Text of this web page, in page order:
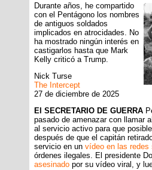
Durante años, he compartido
con el Pentágono los nombres
de antiguos soldados
implicados en atrocidades. No
ha mostrado ningún interés en
castigarlos hasta que Mark
Kelly criticó a Trump.
Nick Turse
The Intercept
27 de diciembre de 2025
El SECRETARIO DE GUERRA
pasado de amenazar con llamar
al servicio activo para que
después de que el capitán
servicio en un vídeo en las redes
órdenes ilegales. El presidente
asesinado por su vídeo viral, y